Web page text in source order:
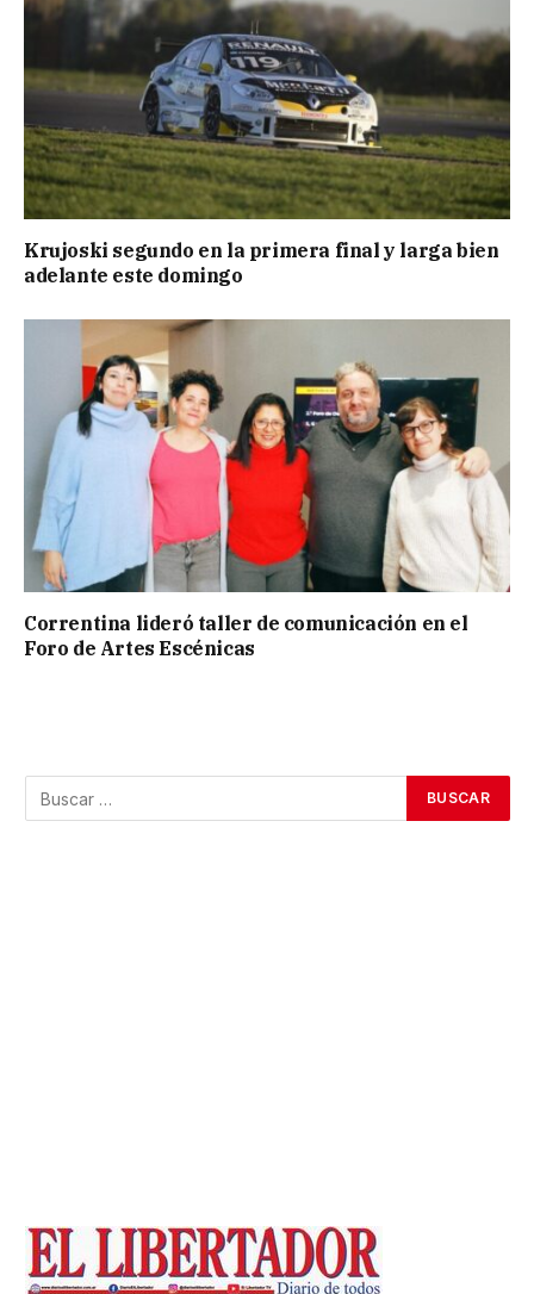
Krujoski segundo en la primera final y larga bien
adelante este domingo
Correntina lideró taller de comunicación en el
Foro de Artes Escénicas